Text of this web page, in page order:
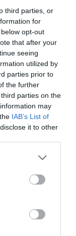
third parties, or
for
opt-out
that after your
seeing
utilized by
parties prior to
the further
parties on the
may
IAB’s List of
it to other
is magába
a
is
palota
a
átépítési
került.